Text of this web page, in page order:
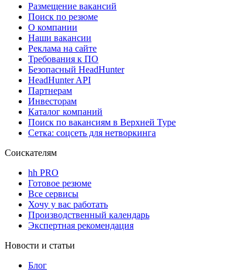
Размещение вакансий
Поиск по резюме
О компании
Наши вакансии
Реклама на сайте
Требования к ПО
Безопасный HeadHunter
HeadHunter API
Партнерам
Инвесторам
Каталог компаний
Поиск по вакансиям в Верхней Туре
Сетка: соцсеть для нетворкинга
Соискателям
hh PRO
Готовое резюме
Все сервисы
Хочу у вас работать
Производственный календарь
Экспертная рекомендация
Новости и статьи
Блог